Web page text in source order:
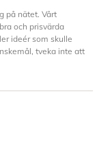
på nätet. Vårt
och prisvärda
ideér som skulle
tveka inte att